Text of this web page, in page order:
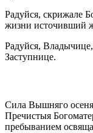
Радуйся, скрижале
жизни источивший
Радуйся,
Заступнице.
Сила Вышняго
Пречистыя
пребыванием